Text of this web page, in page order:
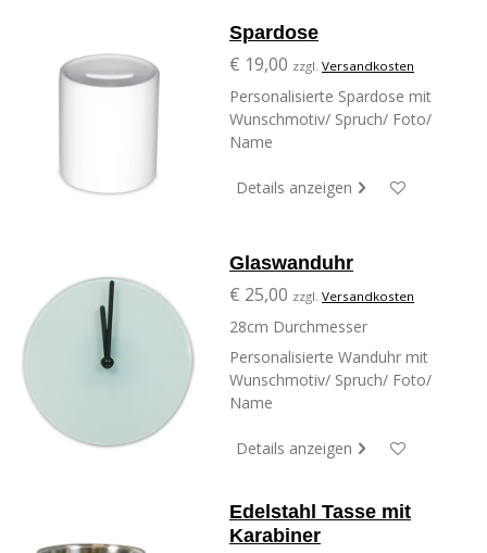
Spardose
€ 19,00 zzgl. Versandkosten
Personalisierte Spardose mit
Wunschmotiv/ Spruch/ Foto/
Name
Details anzeigen
Glaswanduhr
€ 25,00 zzgl. Versandkosten
28cm Durchmesser
Personalisierte Wanduhr mit
Wunschmotiv/ Spruch/ Foto/
Name
Details anzeigen
Edelstahl Tasse mit
Karabiner